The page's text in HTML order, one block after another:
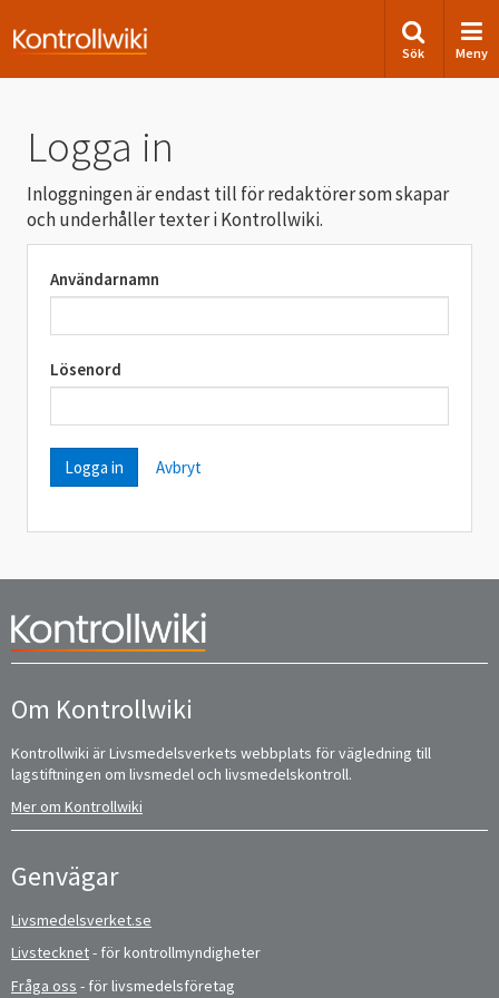
Sök Meny
Logga in
Inloggningen är endast till för redaktörer som skapar
och underhåller texter i Kontrollwiki.
Användarnamn
Lösenord
Avbryt
Om Kontrollwiki
Kontrollwiki är Livsmedelsverkets webbplats för vägledning till
lagstiftningen om livsmedel och livsmedelskontroll.
Mer om Kontrollwiki
Genvägar
Livsmedelsverket.se
Livstecknet- för kontrollmyndigheter
Fråga oss - för livsmedelsföretag